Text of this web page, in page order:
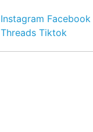
Instagram Facebook
Threads Tiktok